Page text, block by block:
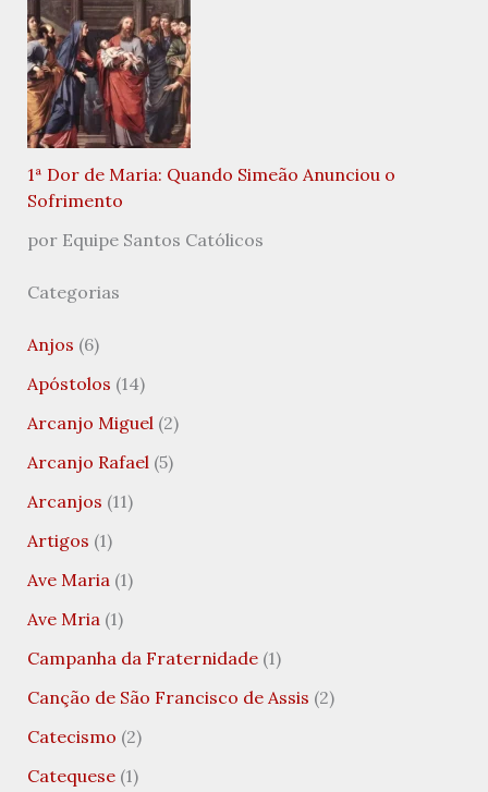
1ª Dor de Maria: Quando Simeão Anunciou o
Sofrimento
por Equipe Santos Católicos
Categorias
Anjos (6)
Apóstolos (14)
Arcanjo Miguel (2)
Arcanjo Rafael (5)
Arcanjos (11)
Artigos (1)
Ave Maria (1)
Ave Mria (1)
Campanha da Fraternidade(1)
Canção de São Francisco de Assis (2)
Catecismo (2)
Catequese(1)